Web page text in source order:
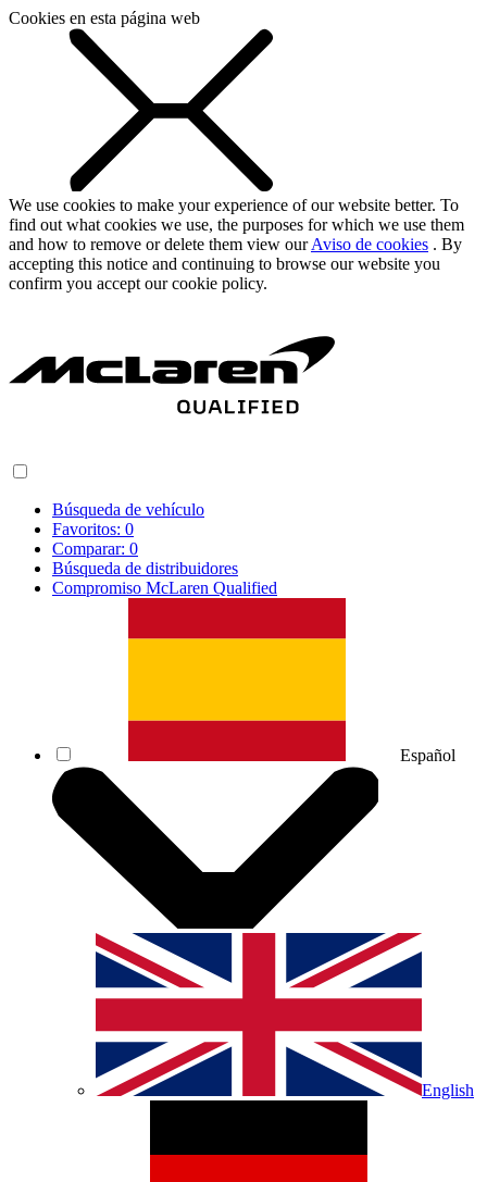
Cookies en esta página web
We use cookies to make your experience of our website better. To
find out what cookies we use, the purposes for which we use them
and how to remove or delete them view ourAviso de cookies . By
accepting this notice and continuing to browse our website you
confirm you accept our cookie policy.
Búsqueda de vehículo
Favoritos: 0
Comparar: 0
Búsqueda de distribuidores
Compromiso McLaren Qualified
Español
English